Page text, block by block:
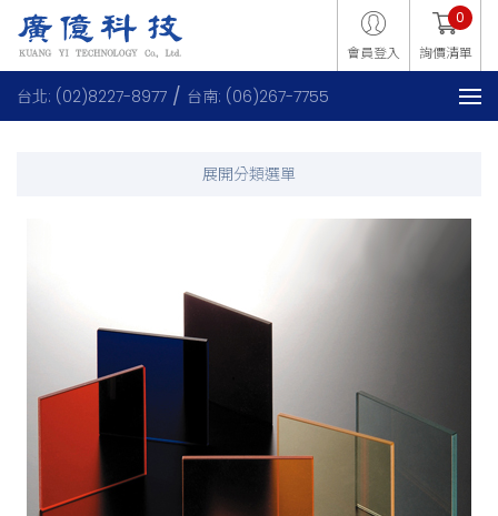
會員登入 詢價清單
0
台北: (02)8227-8977 台南: (06)267-7755